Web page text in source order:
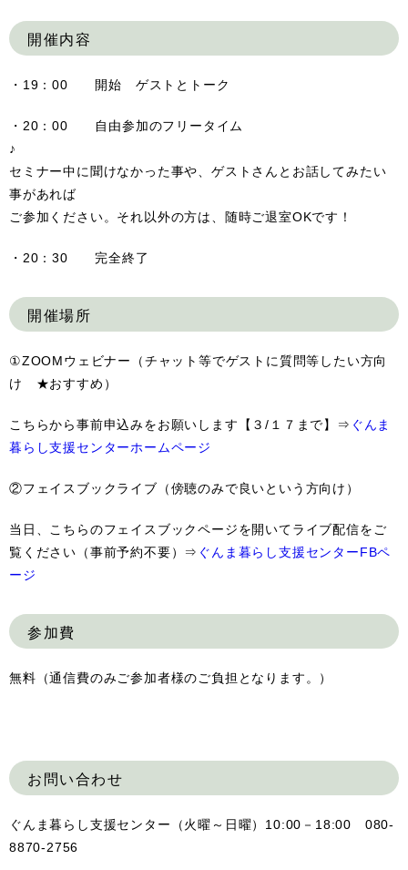
開催内容
・19：00 開始 ゲストとトーク
・20：00 自由参加のフリータイム
セミナー中に聞けなかった事や、ゲストさんとお話してみたい
事があれば
ご参加ください。それ以外の方は、随時ご退室OKです！
・20：30 完全終了
開催場所
①ZOOMウェビナー（チャット等でゲストに質問等したい方向
け ★おすすめ）
こちらから事前申込みをお願いします【３/１７まで】⇒ ぐんま
暮らし支援センターホームページ
②フェイスブックライブ（傍聴のみで良いという方向け）
当日、こちらのフェイスブックページを開いてライブ配信をご
覧ください（事前予約不要）⇒ ぐんま暮らし支援センターFBペ
ージ
参加費
無料（通信費のみご参加者様のご負担となります。）
お問い合わせ
ぐんま暮らし支援センター（火曜～日曜）10:00－18:00 080-
8870-2756